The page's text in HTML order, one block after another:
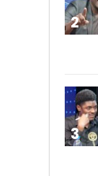
2
3